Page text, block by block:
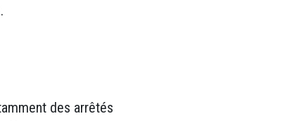
des arrêtés